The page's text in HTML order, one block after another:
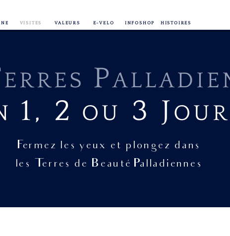
INFOSHOP
VALEURS
VISITES E-VELO HISTOIRES
ERRES P
1, 2 OU 3 J
Fermez les yeux et plongez dans
les Terres de Beauté Palladiennes